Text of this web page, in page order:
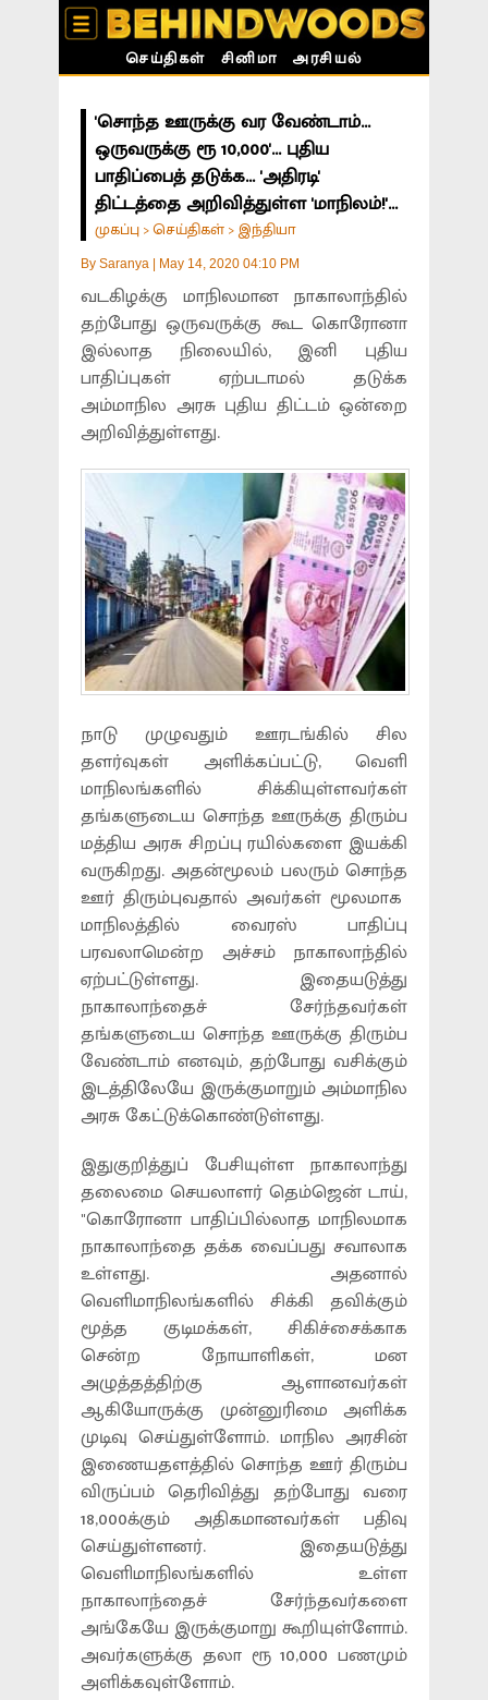
செய்திகள் சினிமா அரசியல்
'சொந்த ஊருக்கு வர வேண்டாம்...
ஒருவருக்கு ரூ 10,000'... புதிய
பாதிப்பைத் தடுக்க... 'அதிரடி'
திட்டத்தை அறிவித்துள்ள 'மாநிலம்!'...
முகப்பு >செய்திகள் > இந்தியா
By Saranya May 14, 2020 04:10 PM
வடகிழக்கு மாநிலமான நாகாலாந்தில்
தற்போது ஒருவருக்கு கூட கொரோனா
இல்லாத நிலையில், இனி புதிய
பாதிப்புகள் ஏற்படாமல் தடுக்க
அம்மாநில அரசு புதிய திட்டம் ஒன்றை
அறிவித்துள்ளது.
நாடு முழுவதும் ஊரடங்கில் சில
தளர்வுகள் அளிக்கப்பட்டு, வெளி
மாநிலங்களில் சிக்கியுள்ளவர்கள்
தங்களுடைய சொந்த ஊருக்கு திரும்ப
மத்திய அரசு சிறப்பு ரயில்களை இயக்கி
வருகிறது. அதன்மூலம் பலரும் சொந்த
ஊர் திரும்புவதால் அவர்கள் மூலமாக
மாநிலத்தில் வைரஸ் பாதிப்பு
பரவலாமென்ற அச்சம் நாகாலாந்தில்
ஏற்பட்டுள்ளது. இதையடுத்து
நாகாலாந்தைச் சேர்ந்தவர்கள்
தங்களுடைய சொந்த ஊருக்கு திரும்ப
வேண்டாம் எனவும், தற்போது வசிக்கும்
இடத்திலேயே இருக்குமாறும் அம்மாநில
அரசு கேட்டுக்கொண்டுள்ளது.
இதுகுறித்துப் பேசியுள்ள நாகாலாந்து
தலைமை செயலாளர் தெம்ஜென் டாய்,
"கொரோனா பாதிப்பில்லாத மாநிலமாக
நாகாலாந்தை தக்க வைப்பது சவாலாக
உள்ளது. அதனால்
வெளிமாநிலங்களில் சிக்கி தவிக்கும்
மூத்த குடிமக்கள், சிகிச்சைக்காக
சென்ற நோயாளிகள், மன
அழுத்தத்திற்கு ஆளானவர்கள்
ஆகியோருக்கு முன்னுரிமை அளிக்க
முடிவு செய்துள்ளோம். மாநில அரசின்
இணையதளத்தில் சொந்த ஊர் திரும்ப
விருப்பம் தெரிவித்து தற்போது வரை
18,000க்கும் அதிகமானவர்கள் பதிவு
செய்துள்ளனர். இதையடுத்து
வெளிமாநிலங்களில் உள்ள
நாகாலாந்தைச் சேர்ந்தவர்களை
அங்கேயே இருக்குமாறு கூறியுள்ளோம்.
அவர்களுக்கு தலா ரூ 10,000 பணமும்
அளிக்கவுள்ளோம்.